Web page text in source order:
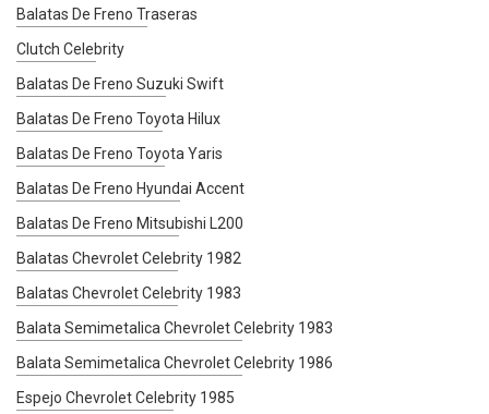
Balatas De Freno Traseras
Clutch Celebrity
Balatas De Freno Suzuki Swift
Balatas De Freno Toyota Hilux
Balatas De Freno Toyota Yaris
Balatas De Freno Hyundai Accent
Balatas De Freno Mitsubishi L200
Balatas Chevrolet Celebrity 1982
Balatas Chevrolet Celebrity 1983
Balata Semimetalica Chevrolet Celebrity 1983
Balata Semimetalica Chevrolet Celebrity 1986
Espejo Chevrolet Celebrity 1985